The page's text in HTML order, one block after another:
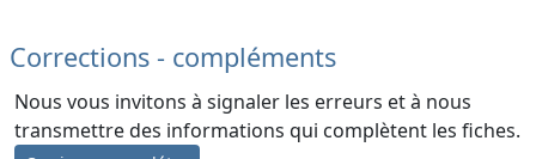
Corrections - compléments
Nous vous invitons à signaler les erreurs et à nous
transmettre des informations qui complètent les fiches.